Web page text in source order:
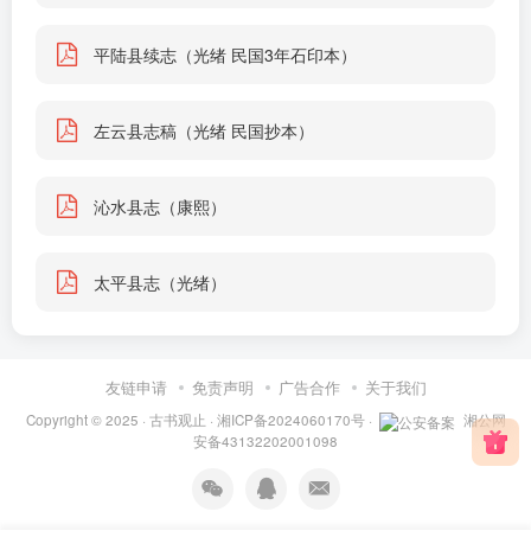
平陆县续志（光绪 民国3年石印本）
左云县志稿（光绪 民国抄本）
沁水县志（康熙）
太平县志（光绪）
友链申请 免责声明 广告合作 关于我们
Copyright © 2025 · 古书观止 · 湘ICP备2024060170号·
湘公网
安备43132202001098